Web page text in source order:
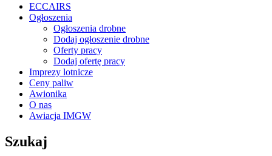
ECCAIRS
Ogłoszenia
Ogłoszenia drobne
Dodaj ogłoszenie drobne
Oferty pracy
Dodaj ofertę pracy
Imprezy lotnicze
Ceny paliw
Awionika
O nas
Awiacja IMGW
Szukaj